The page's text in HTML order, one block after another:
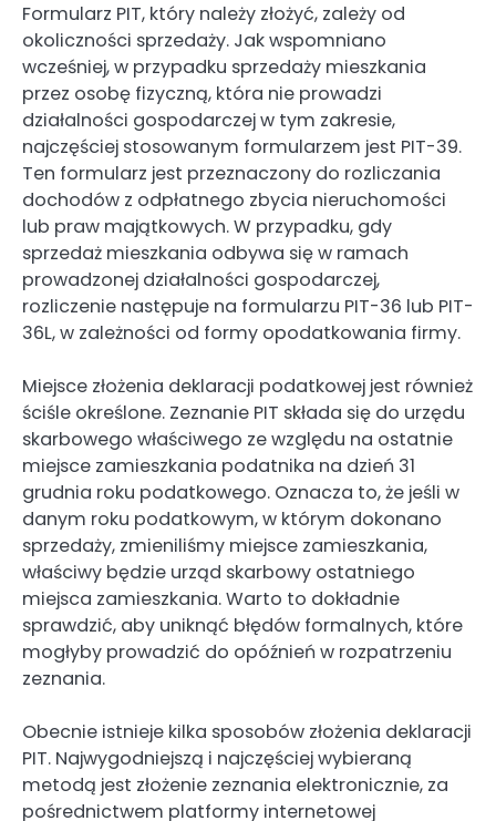
Formularz PIT, który należy złożyć, zależy od
okoliczności sprzedaży. Jak wspomniano
wcześniej, w przypadku sprzedaży mieszkania
przez osobę fizyczną, która nie prowadzi
działalności gospodarczej w tym zakresie,
najczęściej stosowanym formularzem jest PIT-39.
Ten formularz jest przeznaczony do rozliczania
dochodów z odpłatnego zbycia nieruchomości
lub praw majątkowych. W przypadku, gdy
sprzedaż mieszkania odbywa się w ramach
prowadzonej działalności gospodarczej,
rozliczenie następuje na formularzu PIT-36 lub PIT-
36L, w zależności od formy opodatkowania firmy.
Miejsce złożenia deklaracji podatkowej jest również
ściśle określone. Zeznanie PIT składa się do urzędu
skarbowego właściwego ze względu na ostatnie
miejsce zamieszkania podatnika na dzień 31
grudnia roku podatkowego. Oznacza to, że jeśli w
danym roku podatkowym, w którym dokonano
sprzedaży, zmieniliśmy miejsce zamieszkania,
właściwy będzie urząd skarbowy ostatniego
miejsca zamieszkania. Warto to dokładnie
sprawdzić, aby uniknąć błędów formalnych, które
mogłyby prowadzić do opóźnień w rozpatrzeniu
zeznania.
Obecnie istnieje kilka sposobów złożenia deklaracji
PIT. Najwygodniejszą i najczęściej wybieraną
metodą jest złożenie zeznania elektronicznie, za
pośrednictwem platformy internetowej